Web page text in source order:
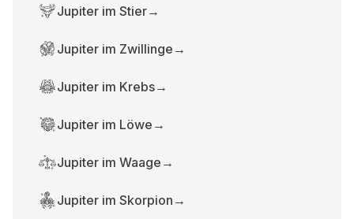
Jupiter im Stier→
Jupiter im Zwillinge →
Jupiter im Krebs→
Jupiter im Löwe →
Jupiter im Waage →
Jupiter im Skorpion →